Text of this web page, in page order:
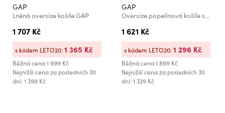
GAP
Lněná oversize košile GAP
1 707 Kč
Běžná cena1 999 Kč
Nejnižší cena za posledních 30
dní: 1 399 Kč
s kódem LETO20:1 365 Kč
GAP
Oversize popelínová košile s logem Big Shirt GAP
1 621 Kč
Běžná cena1 899 Kč
Nejnižší cena za posledních 30
dní: 1 329 Kč
s kódem LETO20:1 296 Kč